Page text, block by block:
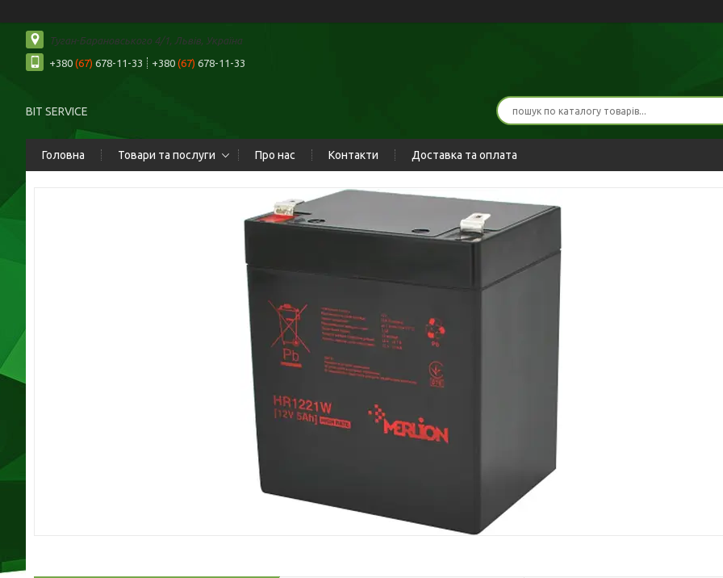
Туган-Барановського 4/1, Львів, Україна
+380 (67) 678-11-33 +380 (67) 678-11-33
BIT SERVICE
Головна Товари та послуги Про нас Контакти Доставка та оплата